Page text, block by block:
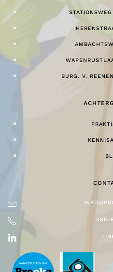
BURG. V.
085-